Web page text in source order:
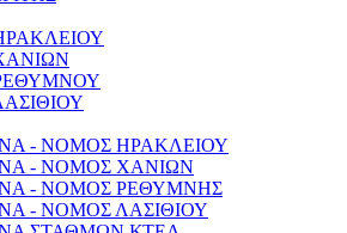
- ΝΟΜΟΣ ΗΡΑΚΛΕΙΟΥ
- ΝΟΜΟΣ ΧΑΝΙΩΝ
- ΝΟΜΟΣ ΡΕΘΥΜΝΗΣ
- ΝΟΜΟΣ ΛΑΣΙΘΙΟΥ